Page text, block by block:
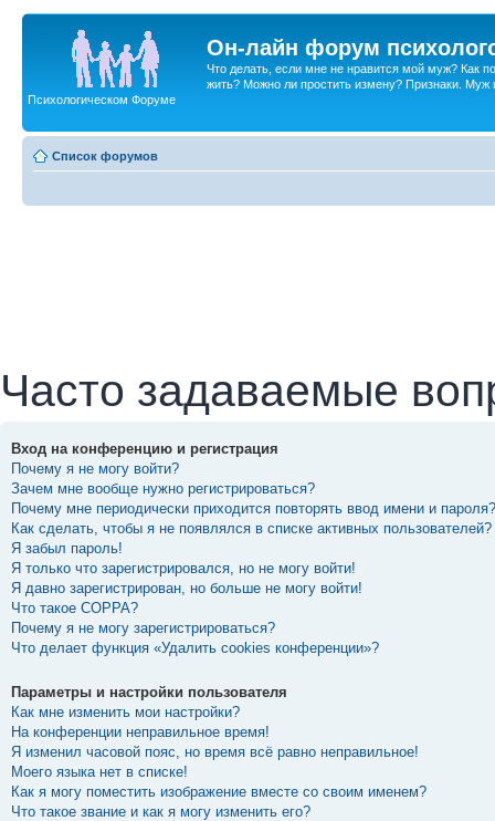
Он-лайн форум
Что делать, если мне не нравится мой муж? Как
жить? Можно ли простить измену? Признаки. Муж
Психологическом Форуме
Список форумов
Часто задаваемые
Вход на конференцию и регистрация
Почему я не могу войти?
Зачем мне вообще нужно регистрироваться?
Почему мне периодически приходится повторять ввод имени и пароля?
Как сделать, чтобы я не появлялся в списке активных пользователей?
Я забыл пароль!
Я только что зарегистрировался, но не могу войти!
Я давно зарегистрирован, но больше не могу войти!
Что такое COPPA?
Почему я не могу зарегистрироваться?
Что делает функция «Удалить cookies конференции»?
Параметры и настройки пользователя
Как мне изменить мои настройки?
На конференции неправильное время!
Я изменил часовой пояс, но время всё равно неправильное!
Моего языка нет в списке!
Как я могу поместить изображение вместе со своим именем?
Что такое звание и как я могу изменить его?